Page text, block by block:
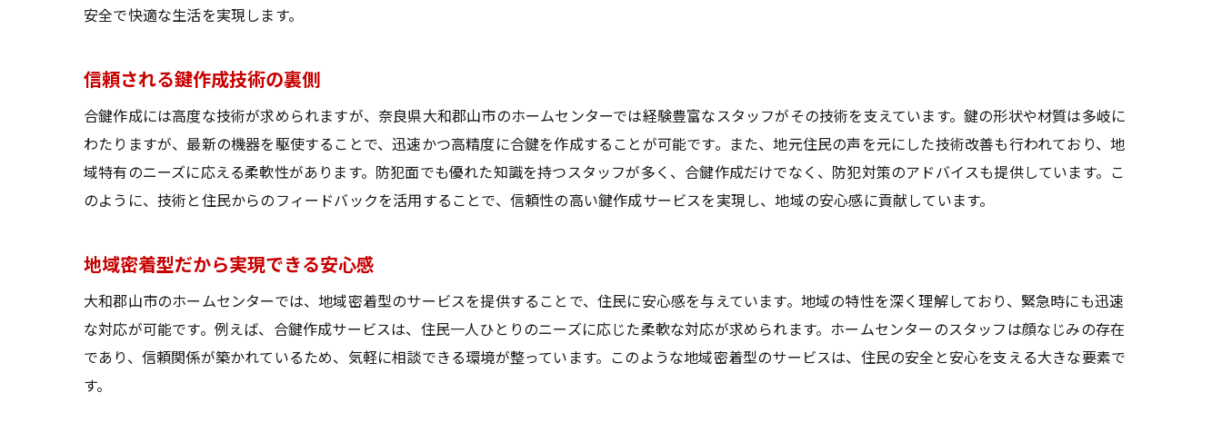
安全で快適な生活を実現します。
信頼される鍵作成技術の裏側
合鍵作成には高度な技術が求められますが、奈良県大和郡山市のホームセンターでは経験豊富なスタッフがその技術を支えています。鍵の形状や材質は多岐に
わたりますが、最新の機器を駆使することで、迅速かつ高精度に合鍵を作成することが可能です。また、地元住民の声を元にした技術改善も行われており、地
域特有のニーズに応える柔軟性があります。防犯面でも優れた知識を持つスタッフが多く、合鍵作成だけでなく、防犯対策のアドバイスも提供しています。こ
のように、技術と住民からのフィードバックを活用することで、信頼性の高い鍵作成サービスを実現し、地域の安心感に貢献しています。
地域密着型だから実現できる安心感
大和郡山市のホームセンターでは、地域密着型のサービスを提供することで、住民に安心感を与えています。地域の特性を深く理解しており、緊急時にも迅速
な対応が可能です。例えば、合鍵作成サービスは、住民一人ひとりのニーズに応じた柔軟な対応が求められます。ホームセンターのスタッフは顔なじみの存在
であり、信頼関係が築かれているため、気軽に相談できる環境が整っています。このような地域密着型のサービスは、住民の安全と安心を支える大きな要素で
す。